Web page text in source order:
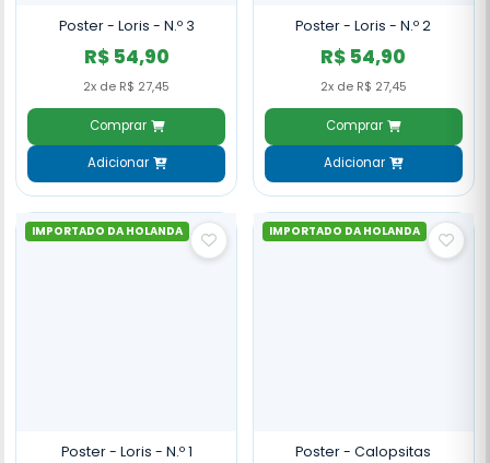
Poster - Loris - N.º 3
R$ 54,90
2x de R$ 27,45
Comprar
Adicionar
Poster - Loris - N.º 2
R$ 54,90
2x de R$ 27,45
Comprar
Adicionar
IMPORTADO DA HOLANDA
Poster - Loris - N.º 1
IMPORTADO DA HOLANDA
Poster - Calopsitas